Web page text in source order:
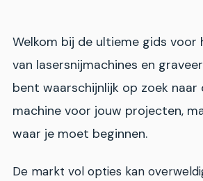
Welkom bij de ultieme gids voor
van lasersnijmachines en
bent waarschijnlijk op zoek
machine voor jouw projecten,
waar je moet beginnen.
De markt vol opties kan